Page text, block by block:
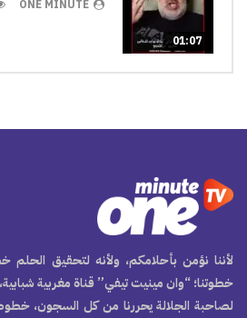
01:07
ONE MINUTE
لأننا نؤمن بأحلامكم، ولأنه لتحقيق الحلم
خطوتنا؛ “وان مينيت تيفي” قناة مغربية
لصاحبة الجلالة يحررنا من كل السجون،